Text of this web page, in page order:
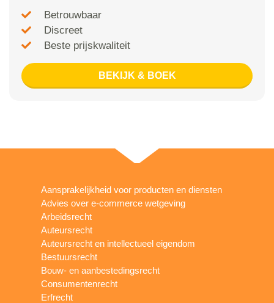
Betrouwbaar
Discreet
Beste prijskwaliteit
BEKIJK & BOEK
Aansprakelijkheid voor producten en diensten
Advies over e-commerce wetgeving
Arbeidsrecht
Auteursrecht
Auteursrecht en intellectueel eigendom
Bestuursrecht
Bouw- en aanbestedingsrecht
Consumentenrecht
Erfrecht